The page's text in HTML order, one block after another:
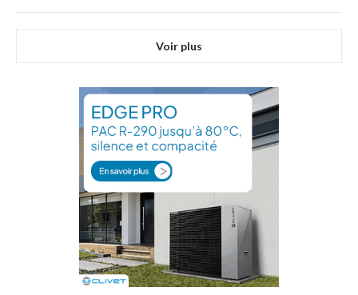
Voir plus